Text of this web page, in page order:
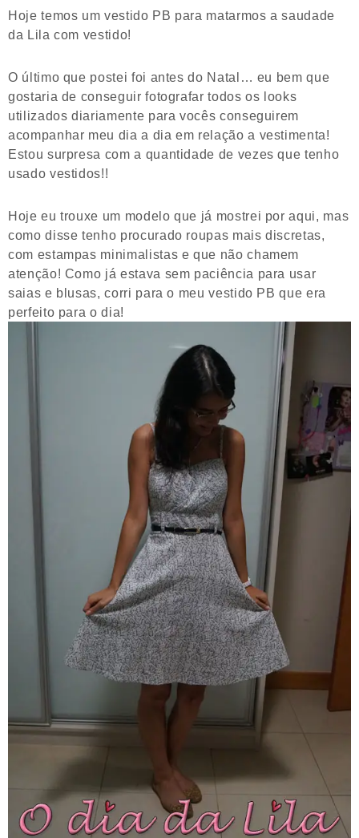
Hoje temos um vestido PB para matarmos a saudade
da Lila com vestido!
O último que postei foi antes do Natal… eu bem que
gostaria de conseguir fotografar todos os looks
utilizados diariamente para vocês conseguirem
acompanhar meu dia a dia em relação a vestimenta!
Estou surpresa com a quantidade de vezes que tenho
usado vestidos!!
Hoje eu trouxe um modelo que já mostrei por aqui, mas
como disse tenho procurado roupas mais discretas,
com estampas minimalistas e que não chamem
atenção! Como já estava sem paciência para usar
saias e blusas, corri para o meu vestido PB que era
perfeito para o dia!